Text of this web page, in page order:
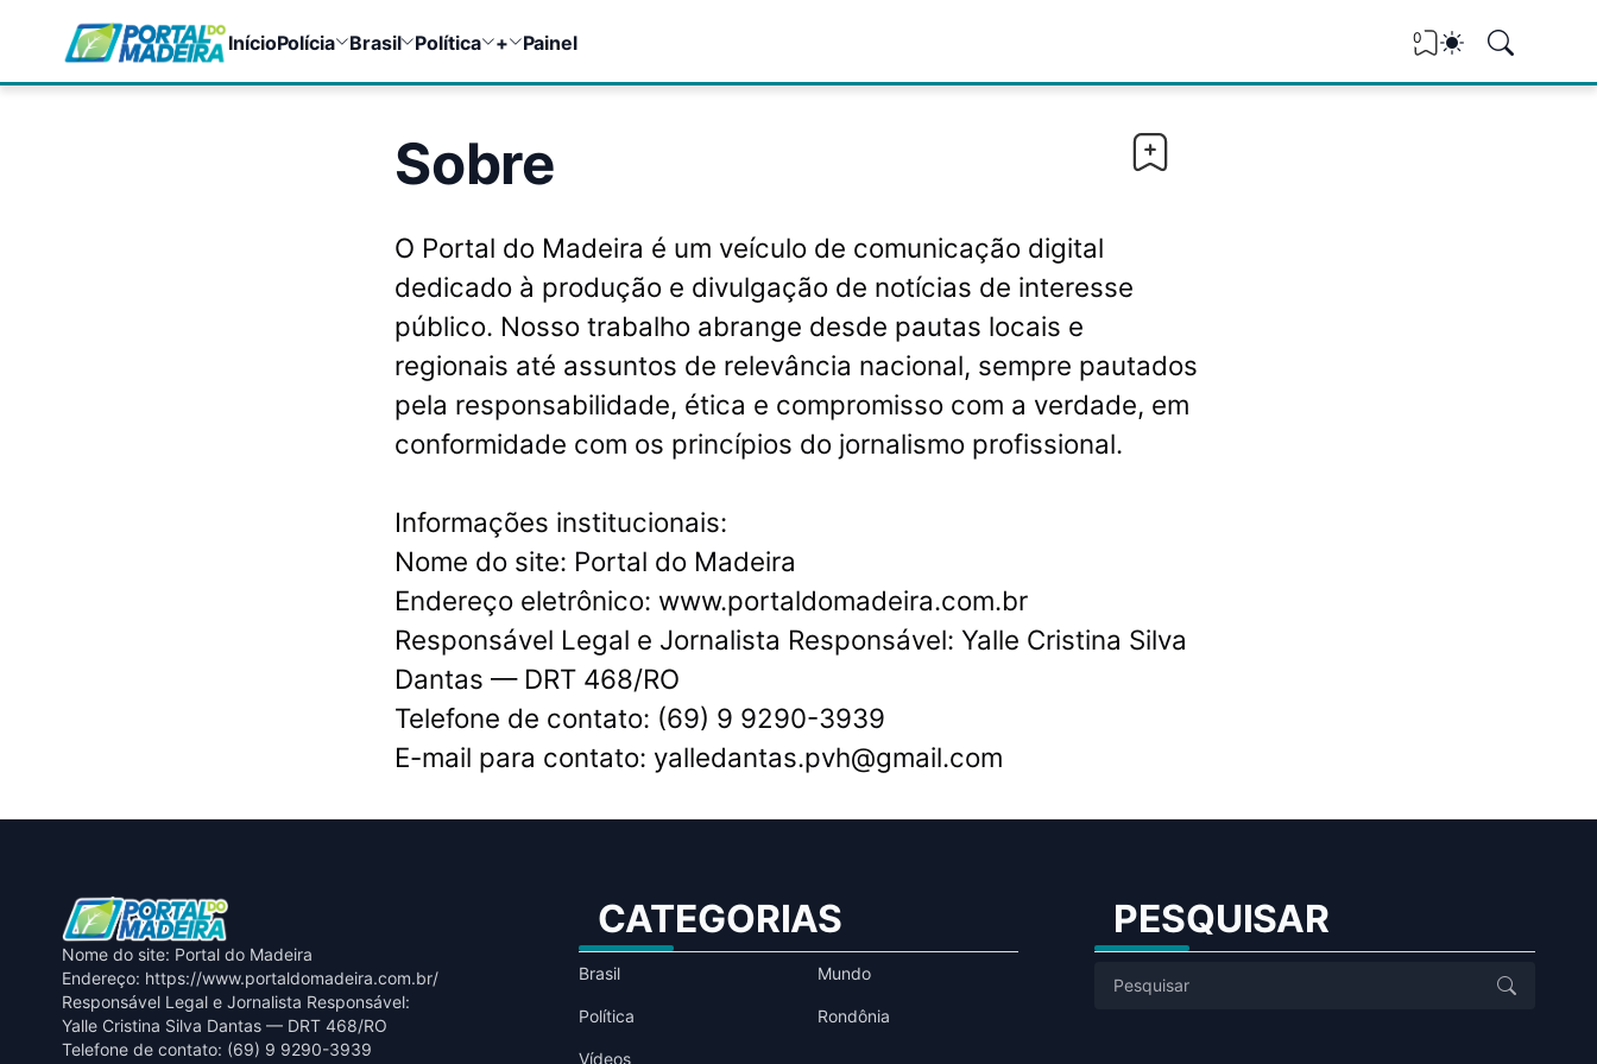
InícioPolícia Brasil Política + Painel 0
Sobre
O Portal do Madeira é um veículo de comunicação digital
dedicado à produção e divulgação de notícias de interesse
público. Nosso trabalho abrange desde pautas locais e
regionais até assuntos de relevância nacional, sempre pautados
pela responsabilidade, ética e compromisso com a verdade, em
conformidade com os princípios do jornalismo profissional.
Informações institucionais:
Nome do site: Portal do Madeira
Endereço eletrônico: www.portaldomadeira.com.br
Responsável Legal e Jornalista Responsável: Yalle Cristina Silva
Dantas — DRT 468/RO
Telefone de contato: (69) 9 9290-3939
E-mail para contato: yalledantas.pvh@gmail.com
Nome do site: Portal do Madeira
Endereço: https://www.portaldomadeira.com.br/
Responsável Legal e Jornalista Responsável:
Yalle Cristina Silva Dantas — DRT 468/RO
Telefone de contato: (69) 9 9290-3939
CATEGORIAS
Brasil Mundo
Política Rondônia
Vídeos
PESQUISAR